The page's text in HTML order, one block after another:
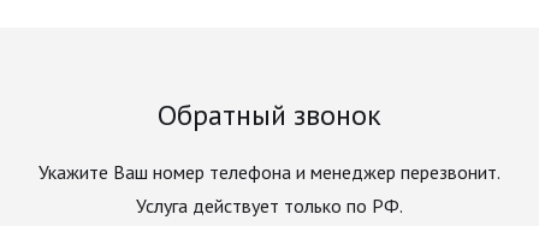
Обратный звонок
Укажите Ваш номер телефона и менеджер перезвонит.
Услуга действует только по РФ.